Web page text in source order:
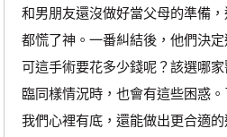
和男朋友還沒做好當父母的準備
都慌了神。一番糾結後，他們決
可這手術要花多少錢呢？該選哪
臨同樣情況時，也會有這些困惑
我們心裡有底，還能做出更合適的